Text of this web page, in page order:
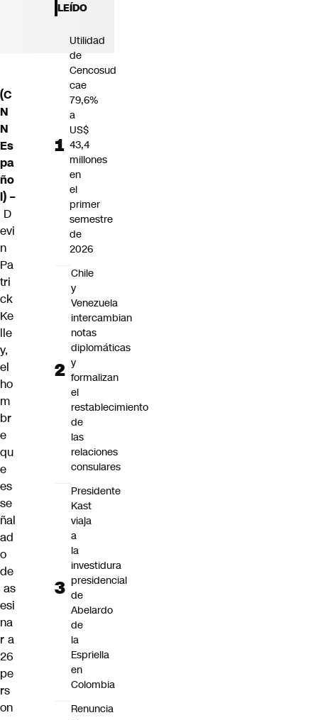
(C
N
N
Es
pa
ño
l) –
D
evi
n
Pa
tri
ck
Ke
lle
y,
el
ho
m
br
e
qu
e
es
se
ñal
ad
o
de
as
esi
na
r a
26
pe
rs
on
LEÍDO
Utilidad
de
Cencosud
cae
79,6%
a
US$
43,4
millones
en
el
primer
semestre
de
2026
Chile
y
Venezuela
intercambian
notas
diplomáticas
y
formalizan
el
restablecimiento
de
las
relaciones
consulares
Presidente
Kast
viaja
a
la
investidura
presidencial
de
Abelardo
de
la
Espriella
en
Colombia
Renuncia